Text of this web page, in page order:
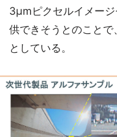
3μmピクセルイメー
供できそうとのことで
としている。